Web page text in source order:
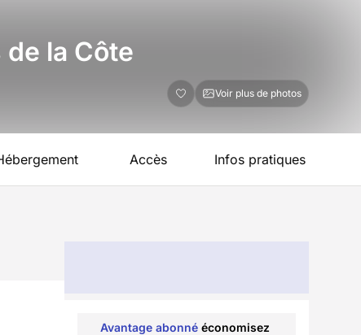
la Côte
Voir plus de photos
Accès Infos pratiques
Avantage abonné économisez